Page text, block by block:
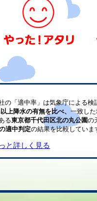
の「適中率」は気象庁による検
上降水の有無を比べ、 一致した
る東京都千代田区北の丸公園の
適中判定の結果を比較していま
と詳しく見る